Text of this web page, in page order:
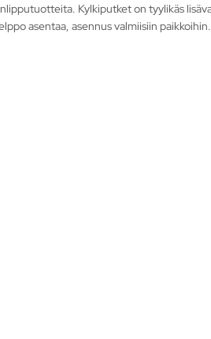
Kylkiputket on tyylikäs
asentaa, asennus valmiisiin